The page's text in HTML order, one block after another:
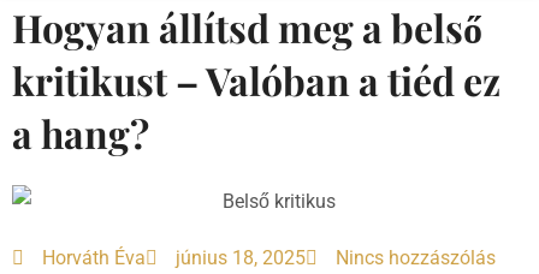
Hogyan állítsd meg a belső
kritikust – Valóban a tiéd ez
a hang?
Horváth Éva június 18, 2025 Nincs hozzászólás